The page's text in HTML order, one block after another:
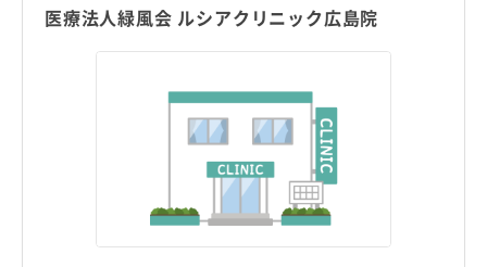
医療法人緑風会 ルシアクリニック広島院